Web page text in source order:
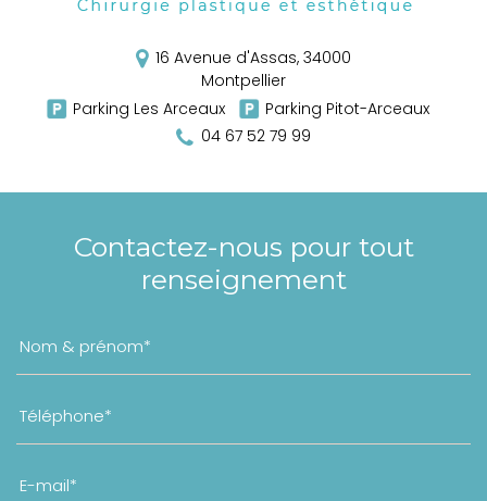
16 Avenue d'Assas, 34000
Montpellier
Parking Les Arceaux
Parking Pitot-Arceaux
04 67 52 79 99
Contactez-nous pour tout
renseignement